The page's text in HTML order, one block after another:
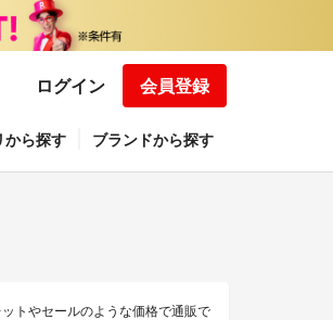
ログイン 会員登録
から探す ブランドから探す
トやセールのような価格で通販で